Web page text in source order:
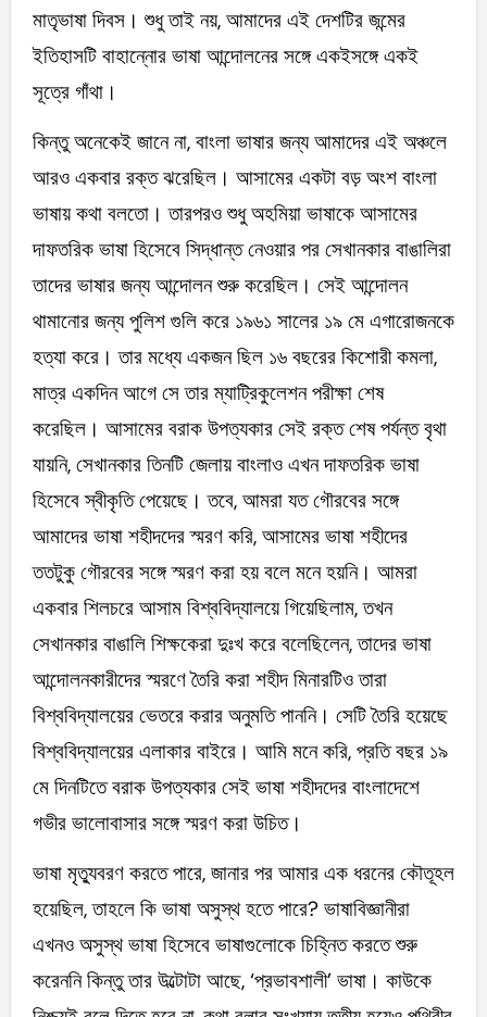
মাতৃভাষা দিবস। শুধু তাই নয়, আমাদের এই দেশটির জন্মের
ইতিহাসটি বাহান্নোর ভাষা আন্দোলনের সঙ্গে একইসঙ্গে একই
সূত্রে গাঁথা।
কিন্তু অনেকেই জানে না, বাংলা ভাষার জন্য আমাদের এই অঞ্চলে
আরও একবার রক্ত ঝরেছিল। আসামের একটা বড় অংশ বাংলা
ভাষায় কথা বলতো। তারপরও শুধু অহমিয়া ভাষাকে আসামের
দাফতরিক ভাষা হিসেবে সিদ্ধান্ত নেওয়ার পর সেখানকার বাঙালিরা
তাদের ভাষার জন্য আন্দোলন শুরু করেছিল। সেই আন্দোলন
থামানোর জন্য পুলিশ গুলি করে ১৯৬১ সালের ১৯ মে এগারোজনকে
হত্যা করে। তার মধ্যে একজন ছিল ১৬ বছরের কিশোরী কমলা,
মাত্র একদিন আগে সে তার ম্যাট্রিকুলেশন পরীক্ষা শেষ
করেছিল। আসামের বরাক উপত্যকার সেই রক্ত শেষ পর্যন্ত বৃথা
যায়নি, সেখানকার তিনটি জেলায় বাংলাও এখন দাফতরিক ভাষা
হিসেবে স্বীকৃতি পেয়েছে। তবে, আমরা যত গৌরবের সঙ্গে
আমাদের ভাষা শহীদদের স্মরণ করি, আসামের ভাষা শহীদের
ততটুকু গৌরবের সঙ্গে স্মরণ করা হয় বলে মনে হয়নি। আমরা
একবার শিলচরে আসাম বিশ্ববিদ্যালয়ে গিয়েছিলাম, তখন
সেখানকার বাঙালি শিক্ষকেরা দুঃখ করে বলেছিলেন, তাদের ভাষা
আন্দোলনকারীদের স্মরণে তৈরি করা শহীদ মিনারটিও তারা
বিশ্ববিদ্যালয়ের ভেতরে করার অনুমতি পাননি। সেটি তৈরি হয়েছে
বিশ্ববিদ্যালয়ের এলাকার বাইরে। আমি মনে করি, প্রতি বছর ১৯
মে দিনটিতে বরাক উপত্যকার সেই ভাষা শহীদদের বাংলাদেশে
গভীর ভালোবাসার সঙ্গে স্মরণ করা উচিত।
ভাষা মৃত্যুবরণ করতে পারে, জানার পর আমার এক ধরনের কৌতূহল
হয়েছিল, তাহলে কি ভাষা অসুস্থ হতে পারে? ভাষাবিজ্ঞানীরা
এখনও অসুস্থ ভাষা হিসেবে ভাষাগুলোকে চিহ্নিত করতে শুরু
করেননি কিন্তু তার উল্টোটা আছে, ‘প্রভাবশালী’ ভাষা। কাউকে